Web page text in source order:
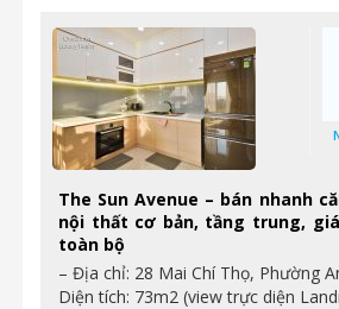
The Sun Avenue – bán nhanh
nội thất cơ bản, tầng trung,
toàn bộ
– Địa chỉ: 28 Mai Chí Thọ, Phường
Diện tích: 73m2 (view trực diện